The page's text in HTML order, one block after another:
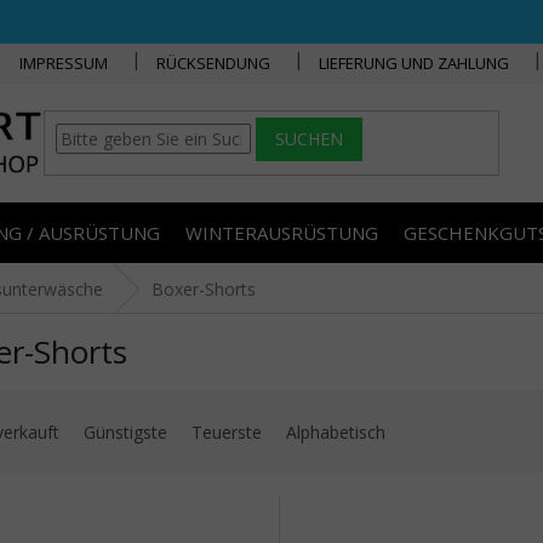
IMPRESSUM RÜCKSENDUNG LIEFERUNG UND ZAHLUNG
SUCHEN
/ AUSRÜSTUNG WINTERAUSRÜSTUNG
Boxer-Shorts
Shorts
Günstigste Teuerste Alphabetisch